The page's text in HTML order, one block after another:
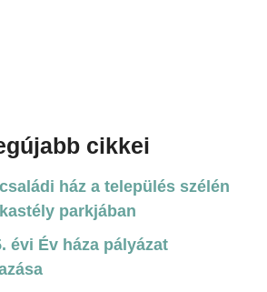
cikkei
ház a település szélén
parkjában
évi Év háza pályázat